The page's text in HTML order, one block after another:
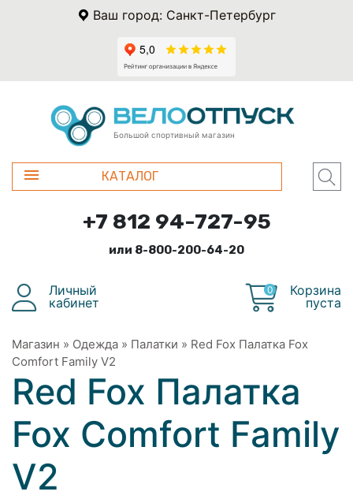
Ваш город: Санкт-Петербург
Большой спортивный магазин
КАТАЛОГ
+7 812 94-727-95
или 8-800-200-64-20
Личный
кабинет
0
Корзина
пуста
Магазин » Одежда » Палатки » Red Fox Палатка Fox
Comfort Family V2
Red Fox Палатка
Fox Comfort Family
V2